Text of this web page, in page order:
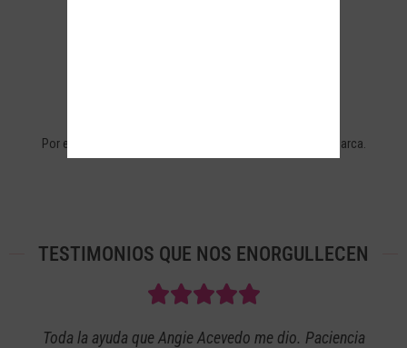
Por eso más de 110.000 seguidores confían en nuestra marca.
TESTIMONIOS QUE NOS ENORGULLECEN
Toda la ayuda que Angie Acevedo me dio. Paciencia